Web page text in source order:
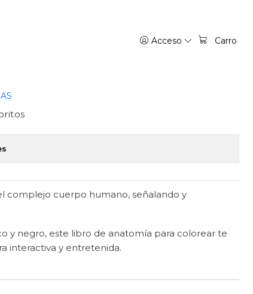
Acceso Carro
PARA COLOREAR -
complejo cuerpo humano, señalando y
y negro, este libro de anatomía para colorear te
interactiva y entretenida.